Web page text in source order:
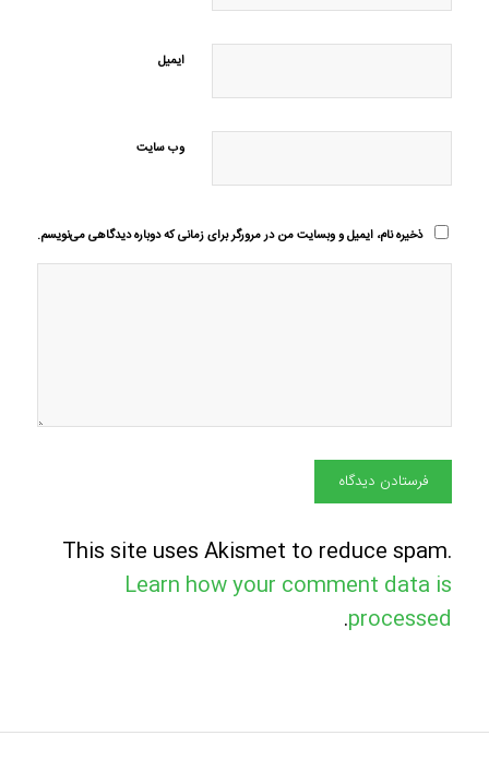
ایمیل
وب‌ سایت
ذخیره نام، ایمیل و وبسایت من در مرورگر برای زمانی که دوباره دیدگاهی می‌نویسم.
This site uses Akismet to reduce spam.
Learn how your comment data is
processed
.